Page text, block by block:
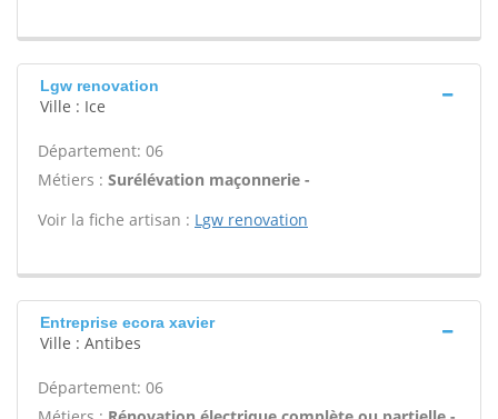
Lgw renovation
Ville : Ice
Département: 06
Métiers : Surélévation maçonnerie -
Voir la fiche artisan : Lgw renovation
Entreprise ecora xavier
Ville : Antibes
Département: 06